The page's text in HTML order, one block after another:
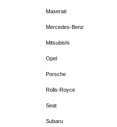
Maserati
Mercedes-Benz
Mitsubishi
Opel
Porsche
Rolls-Royce
Seat
Subaru